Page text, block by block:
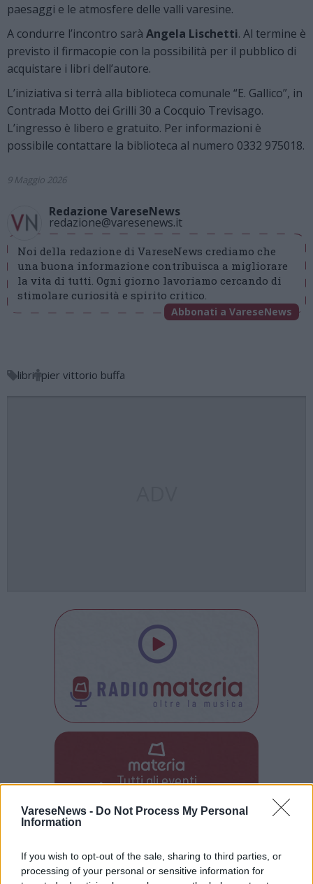
VareseNews - Do Not Process My Personal
Information
If you wish to opt-out of the sale, sharing to third parties, or
processing of your personal or sensitive information for
paesaggi e le atmosfere delle valli varesine.
A condurre l’incontro sarà Angela Lischetti. Al termine è
previsto il firmacopie con la possibilità per il pubblico di
acquistare i libri dell’autore.
L’iniziativa si terrà alla biblioteca comunale “E. Gallico”, in
Contrada Motto dei Grilli 30 a Cocquio Trevisago.
L’ingresso è libero e gratuito. Per informazioni è
possibile contattare la biblioteca al numero 0332 975018.
9 Maggio 2026
Redazione VareseNews
redazione@varesenews.it
Noi della redazione di VareseNews crediamo che
una buona informazione contribuisca a migliorare
la vita di tutti. Ogni giorno lavoriamo cercando di
stimolare curiosità e spirito critico.
Abbonati a VareseNews
libri pier vittorio buffa
Tutti gli eventi
diagostoa Materia
Via Confalonieri, 5 - Castronno
POTREBBERO INTERESSARTI ANCHE